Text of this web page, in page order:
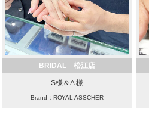
BRIDAL 松江店
S様＆A 様
Brand：ROYAL ASSCHER